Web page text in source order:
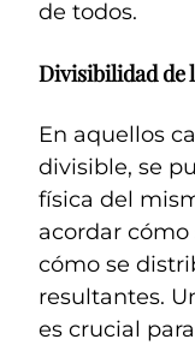
de todos.
Divisibilidad de
En aquellos
divisible, se
física del
acordar
cómo se
resultantes.
es crucial